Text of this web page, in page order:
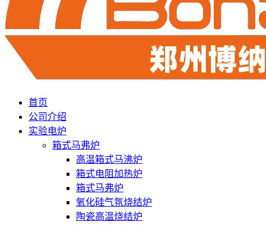
首页
公司介绍
实验电炉
箱式马弗炉
高温箱式马沸炉
箱式电阻加热炉
箱式马弗炉
氧化硅气氛烧结炉
陶瓷高温烧结炉